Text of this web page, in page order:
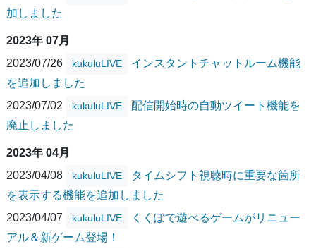
加しました
2023年 07月
2023/07/26
kukuluLIVE
インスタントチャットルーム機能
を追加しました
2023/07/02
kukuluLIVE
配信開始時の自動ツイート機能を
廃止しました
2023年 04月
2023/04/08
kukuluLIVE
タイムシフト視聴時に重要な箇所
を表示する機能を追加しました
2023/04/07
kukuluLIVE
くくぽで遊べるゲームがリニュー
アル＆新ゲーム登場！